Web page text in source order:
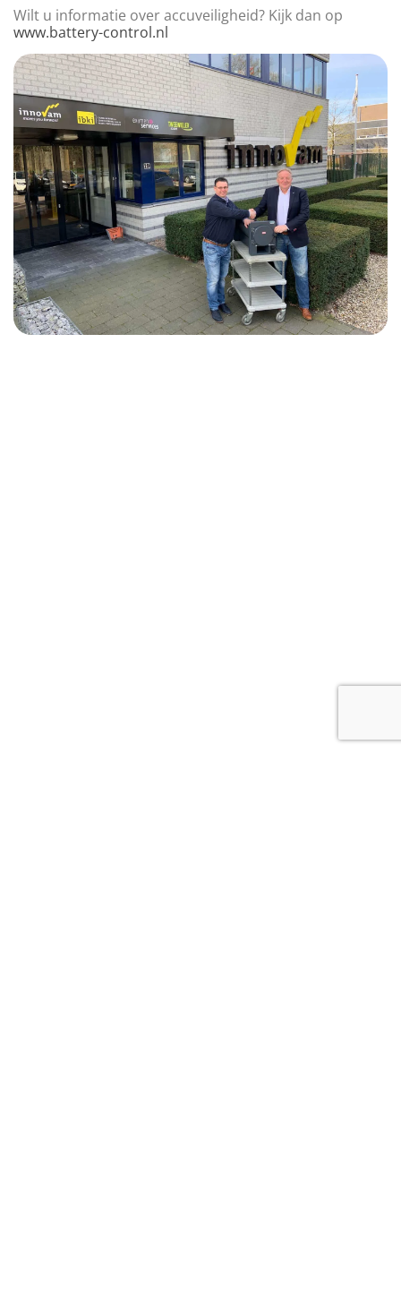
Wilt u informatie over accuveiligheid? Kijk dan op
www.battery-control.nl